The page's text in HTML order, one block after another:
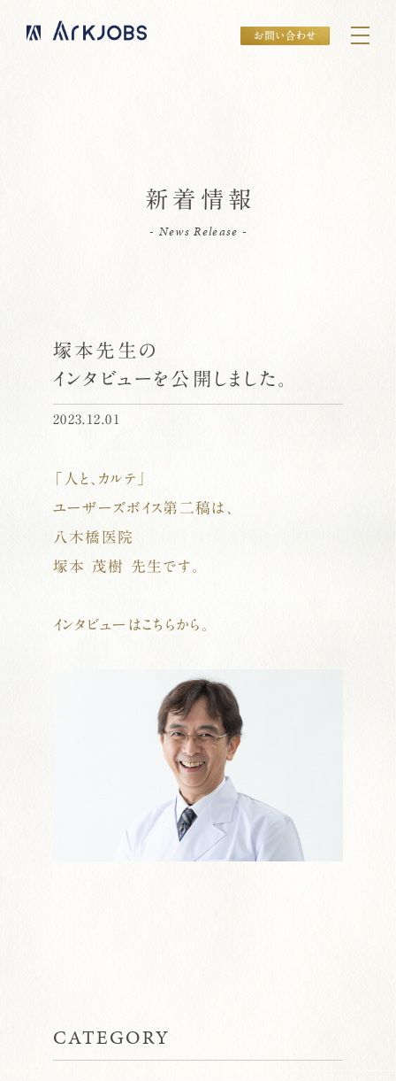
新着情報
- News Release -
塚本先生の
インタビューを公開しました。
2023.12.01
「人と、カルテ」
ユーザーズボイス第二稿は、
八木橋医院
塚本 茂樹 先生です。
インタビューはこちらから。
CATEGORY